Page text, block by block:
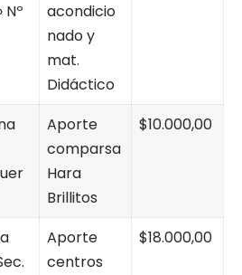
Nº
acondicio
nado y
mat.
Didáctico
Aporte
comparsa
Hara
Brillitos
$10.000,00
Aporte
centros
$18.000,00